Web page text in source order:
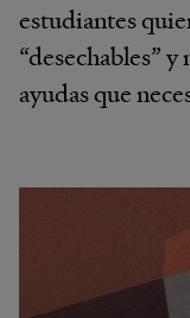
estudiantes
“desechables”
ayudas que